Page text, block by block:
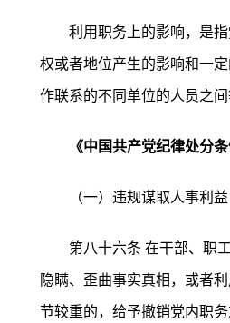
利用职务上的影响，是
权或者地位产生的影响和一
作联系的不同单位的人员之间
《中国共产党纪律处分
（一）违规谋取人事利益
第八十六条 在干部、职
隐瞒、歪曲事实真相，或者
节较重的，给予撤销党内职